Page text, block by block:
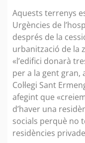
Aquests terrenys
Urgències de
després de la
urbanització de la
«l’edifici donarà
per a la gent gran,
Col·legi Sant
afegint que
d’haver una
socials perquè no
residències